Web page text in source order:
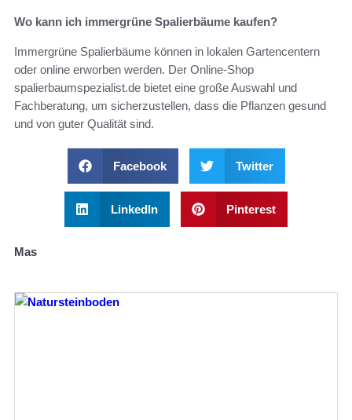
Wo kann ich immergrüne Spalierbäume kaufen?
Immergrüne Spalierbäume können in lokalen Gartencentern
oder online erworben werden. Der Online-Shop
spalierbaumspezialist.de bietet eine große Auswahl und
Fachberatung, um sicherzustellen, dass die Pflanzen gesund
und von guter Qualität sind.
Facebook Twitter
LinkedIn Pinterest
Mas